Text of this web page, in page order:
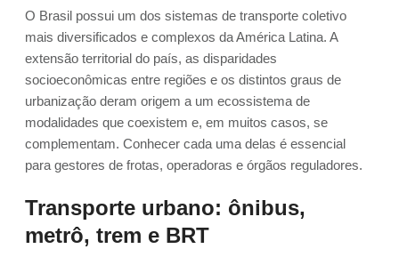
O Brasil possui um dos sistemas de transporte coletivo
mais diversificados e complexos da América Latina. A
extensão territorial do país, as disparidades
socioeconômicas entre regiões e os distintos graus de
urbanização deram origem a um ecossistema de
modalidades que coexistem e, em muitos casos, se
complementam. Conhecer cada uma delas é essencial
para gestores de frotas, operadoras e órgãos reguladores.
Transporte urbano: ônibus,
metrô, trem e BRT